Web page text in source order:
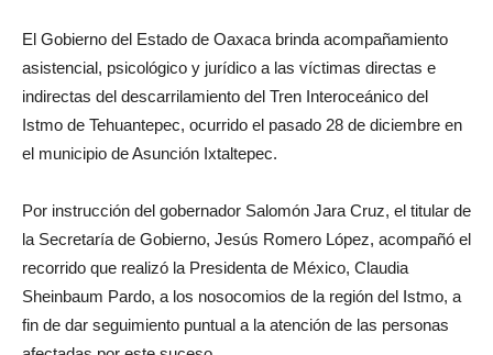
El Gobierno del Estado de Oaxaca brinda acompañamiento
asistencial, psicológico y jurídico a las víctimas directas e
indirectas del descarrilamiento del Tren Interoceánico del
Istmo de Tehuantepec, ocurrido el pasado 28 de diciembre en
el municipio de Asunción Ixtaltepec.
Por instrucción del gobernador Salomón Jara Cruz, el titular de
la Secretaría de Gobierno, Jesús Romero López, acompañó el
recorrido que realizó la Presidenta de México, Claudia
Sheinbaum Pardo, a los nosocomios de la región del Istmo, a
fin de dar seguimiento puntual a la atención de las personas